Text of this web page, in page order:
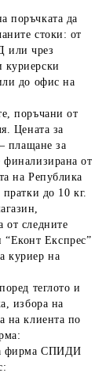
поръчката да
стоки: от
или чрез
куриерски
до офис на
поръчани от
Цената за
плащане за
финализирана от
на Република
до 10 кг.
от следните
Експрес”
куриер на
теглото и
избора на
на клиента по
фирма СПИДИ